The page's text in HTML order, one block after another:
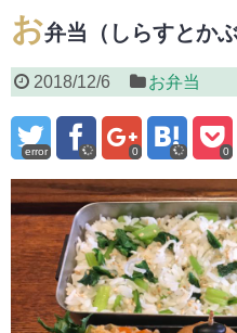
お弁当（しらすとか
2018/12/6 お弁当
error 0 0